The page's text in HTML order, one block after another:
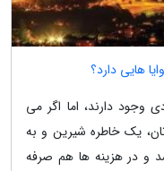
هایی دارد؟
وجود دارند، اما اگر می
یک خاطره شیرین و به
و در هزینه ها هم صرفه